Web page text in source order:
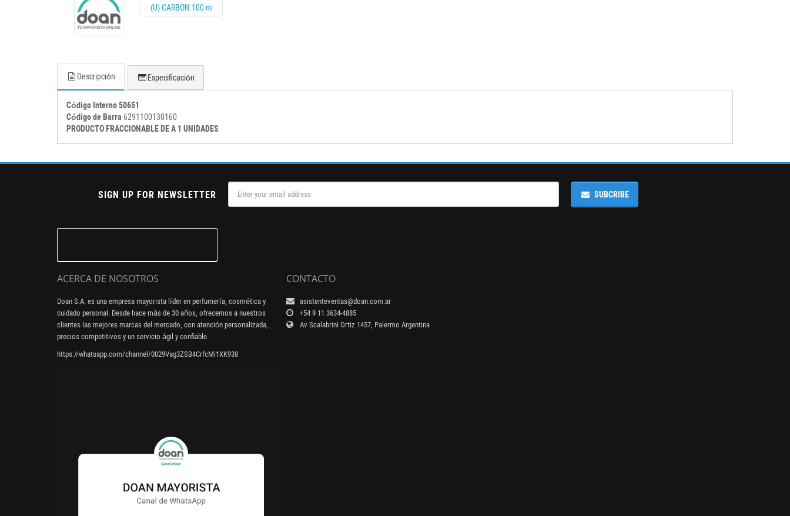
Descripción Especificación
Código Interno 50651
Código de Barra 6291100130160
PRODUCTO FRACCIONABLE DE A 1 UNIDADES
SIGN UP FOR NEWSLETTER SUBCRIBE
ACERCA DE NOSOTROS
Doan S.A. es una empresa mayorista líder en perfumería, cosmética y
cuidado personal. Desde hace más de 30 años, ofrecemos a nuestros
clientes las mejores marcas del mercado, con atención personalizada,
precios competitivos y un servicio ágil y confiable.
https://whatsapp.com/channel/0029Vag3ZSB4CrfcMi1XK938
CONTACTO
asistenteventas@doan.com.ar
+54 9 11 3634-4885
Av Scalabrini Ortiz 1457, Palermo Argentina